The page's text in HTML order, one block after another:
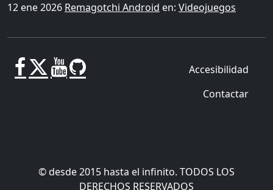
12 ene 2026 Remagotchi Android en: Videojuegos
Accesibilidad
Contactar
© desde 2015 hasta el infinito. TODOS LOS
DERECHOS RESERVADOS